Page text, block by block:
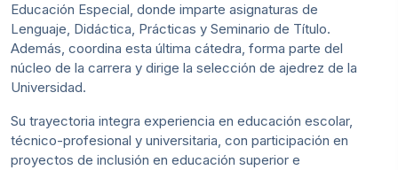
Educación Especial, donde imparte asignaturas de
Lenguaje, Didáctica, Prácticas y Seminario de Título.
Además, coordina esta última cátedra, forma parte del
núcleo de la carrera y dirige la selección de ajedrez de la
Universidad.
Su trayectoria integra experiencia en educación escolar,
técnico-profesional y universitaria, con participación en
proyectos de inclusión en educación superior e